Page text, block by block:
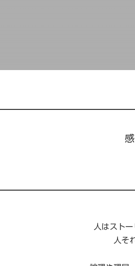
人はスト
人そ